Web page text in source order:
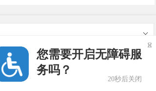
您需要开启无障碍服
务吗？
19秒后关闭
